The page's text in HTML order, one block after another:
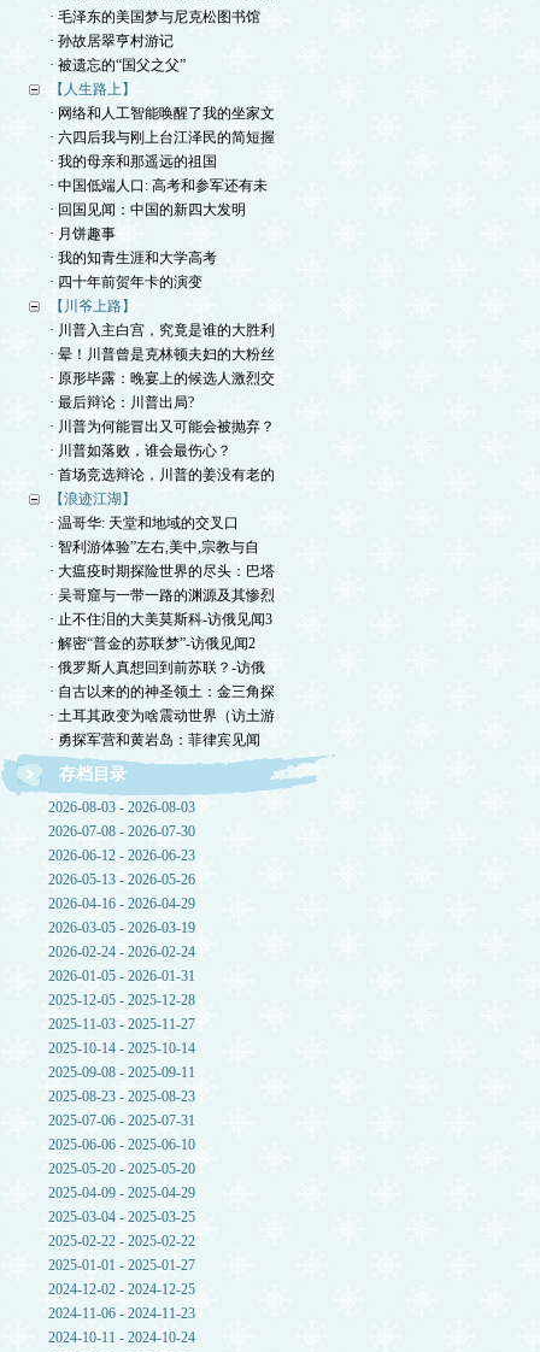
· 毛泽东的美国梦与尼克松图书馆
· 孙故居翠亨村游记
· 被遗忘的“国父之父”
【人生路上】
· 网络和人工智能唤醒了我的坐家文
· 六四后我与刚上台江泽民的简短握
· 我的母亲和那遥远的祖国
· 中国低端人口: 高考和参军还有未
· 回国见闻：中国的新四大发明
· 月饼趣事
· 我的知青生涯和大学高考
· 四十年前贺年卡的演变
【川爷上路】
· 川普入主白宫，究竟是谁的大胜利
· 晕！川普曾是克林顿夫妇的大粉丝
· 原形毕露：晚宴上的候选人激烈交
· 最后辩论：川普出局?
· 川普为何能冒出又可能会被抛弃？
· 川普如落败，谁会最伤心？
· 首场竞选辩论，川普的姜没有老的
【浪迹江湖】
· 温哥华: 天堂和地域的交叉口
· 智利游体验”左右,美中,宗教与自
· 大瘟疫时期探险世界的尽头：巴塔
· 吴哥窟与一带一路的渊源及其惨烈
· 止不住泪的大美莫斯科-访俄见闻3
· 解密“普金的苏联梦”-访俄见闻2
· 俄罗斯人真想回到前苏联？-访俄
· 自古以来的的神圣领土：金三角探
· 土耳其政变为啥震动世界（访土游
· 勇探军营和黄岩岛：菲律宾见闻
存档目录
2026-08-03 - 2026-08-03
2026-07-08 - 2026-07-30
2026-06-12 - 2026-06-23
2026-05-13 - 2026-05-26
2026-04-16 - 2026-04-29
2026-03-05 - 2026-03-19
2026-02-24 - 2026-02-24
2026-01-05 - 2026-01-31
2025-12-05 - 2025-12-28
2025-11-03 - 2025-11-27
2025-10-14 - 2025-10-14
2025-09-08 - 2025-09-11
2025-08-23 - 2025-08-23
2025-07-06 - 2025-07-31
2025-06-06 - 2025-06-10
2025-05-20 - 2025-05-20
2025-04-09 - 2025-04-29
2025-03-04 - 2025-03-25
2025-02-22 - 2025-02-22
2025-01-01 - 2025-01-27
2024-12-02 - 2024-12-25
2024-11-06 - 2024-11-23
2024-10-11 - 2024-10-24